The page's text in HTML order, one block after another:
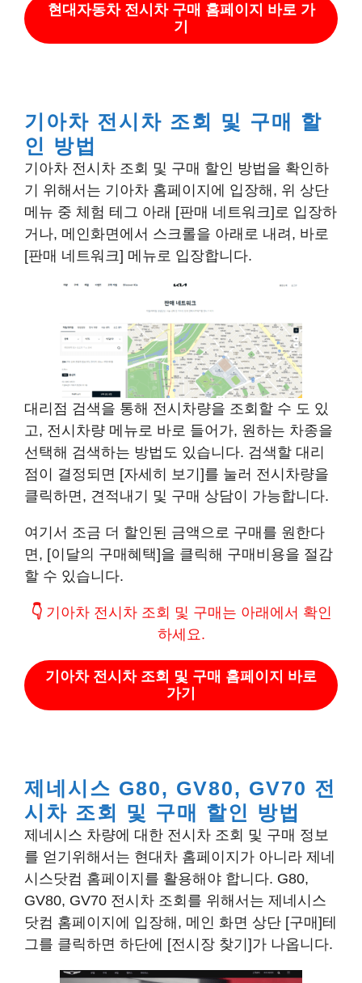
현대자동차 전시차 구매 홈페이지 바로 가
기
기아차 전시차 조회 및 구매 할
인 방법
기아차 전시차 조회 및 구매 할인 방법을 확인하
기 위해서는 기아차 홈페이지에 입장해, 위 상단
메뉴 중 체험 테그 아래 [판매 네트워크]로 입장하
거나, 메인화면에서 스크롤을 아래로 내려, 바로
[판매 네트워크] 메뉴로 입장합니다.
대리점 검색을 통해 전시차량을 조회할 수 도 있
고, 전시차량 메뉴로 바로 들어가, 원하는 차종을
선택해 검색하는 방법도 있습니다. 검색할 대리
점이 결정되면 [자세히 보기]를 눌러 전시차량을
클릭하면, 견적내기 및 구매 상담이 가능합니다.
여기서 조금 더 할인된 금액으로 구매를 원한다
면, [이달의 구매혜택]을 클릭해 구매비용을 절감
할 수 있습니다.
👇기아차 전시차 조회 및 구매는 아래에서 확인
하세요.
기아차 전시차 조회 및 구매 홈페이지 바로
가기
제네시스 G80, GV80, GV70 전
시차 조회 및 구매 할인 방법
제네시스 차량에 대한 전시차 조회 및 구매 정보
를 얻기위해서는 현대차 홈페이지가 아니라 제네
시스닷컴 홈페이지를 활용해야 합니다. G80,
GV80, GV70 전시차 조회를 위해서는 제네시스
닷컴 홈페이지에 입장해, 메인 화면 상단 [구매]테
그를 클릭하면 하단에 [전시장 찾기]가 나옵니다.